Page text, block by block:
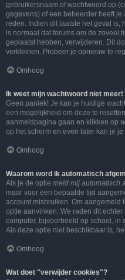
gebruikersnaam of wachtwoord op
gegevens) of een beheerder heeft
reden. Indien dit laatste het geval is,
is normaal dat forums om de zoveel
geplaatst hebben, verwijderen. Dit
verkleinen. Probeer je opnieuw te
Omhoog
Ik weet mijn wachtwoord niet meer!
Geen paniek! Je kan je huidige
een mogelijkheid om deze te
aanmeldpagina gaan en klikken op
op het scherm en even later kan je
Omhoog
Waarom word ik automatisch
Als je de optie meld mij automatisch
maar voor een bepaalde tijd
account misbruiken. Om aangemeld
optie aanvinken. We raden dit
computer, bijvoorbeeld op school, in
Als deze optie niet beschikbaar is,
Omhoog
Wat doet "verwijder cookies"?